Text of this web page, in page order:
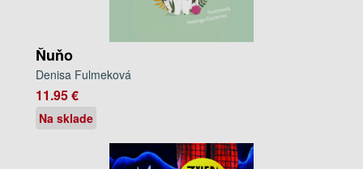
Ňuňo
Denisa Fulmeková
11.95 €
Na sklade